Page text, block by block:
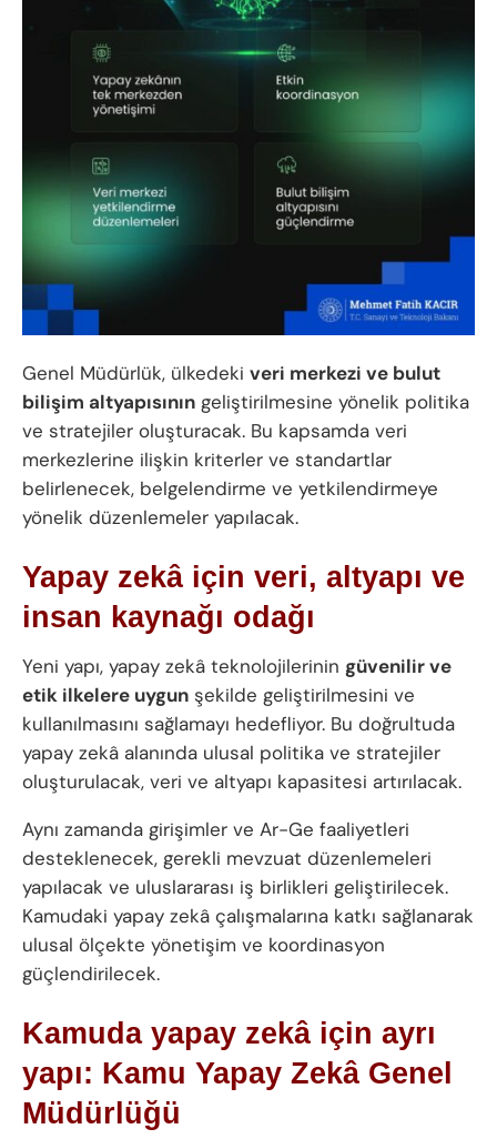
Genel Müdürlük, ülkedeki veri merkezi ve bulut
bilişim altyapısının geliştirilmesine yönelik politika
ve stratejiler oluşturacak. Bu kapsamda veri
merkezlerine ilişkin kriterler ve standartlar
belirlenecek, belgelendirme ve yetkilendirmeye
yönelik düzenlemeler yapılacak.
Yapay zekâ için veri, altyapı ve
insan kaynağı odağı
Yeni yapı, yapay zekâ teknolojilerinin güvenilir ve
etik ilkelere uygun şekilde geliştirilmesini ve
kullanılmasını sağlamayı hedefliyor. Bu doğrultuda
yapay zekâ alanında ulusal politika ve stratejiler
oluşturulacak, veri ve altyapı kapasitesi artırılacak.
Aynı zamanda girişimler ve Ar-Ge faaliyetleri
desteklenecek, gerekli mevzuat düzenlemeleri
yapılacak ve uluslararası iş birlikleri geliştirilecek.
Kamudaki yapay zekâ çalışmalarına katkı sağlanarak
ulusal ölçekte yönetişim ve koordinasyon
güçlendirilecek.
Kamuda yapay zekâ için ayrı
yapı: Kamu Yapay Zekâ Genel
Müdürlüğü